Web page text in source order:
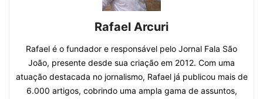
Rafael Arcuri
Rafael é o fundador e responsável pelo Jornal Fala São
João, presente desde sua criação em 2012. Com uma
atuação destacada no jornalismo, Rafael já publicou mais de
6.000 artigos, cobrindo uma ampla gama de assuntos,